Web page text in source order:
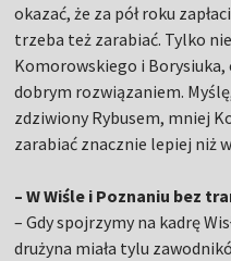
okazać, że za pół roku
trzeba też zarabiać. Tylko
Komorowskiego i Borysiuka,
dobrym rozwiązaniem.
zdziwiony Rybusem, mniej
zarabiać znacznie lepiej niż
– W Wiśle i Poznaniu bez
– Gdy spojrzymy na kadrę
drużyna miała tylu